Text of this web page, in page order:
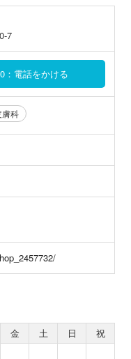
7
：電話をかける
膚科
金 土 日
祝